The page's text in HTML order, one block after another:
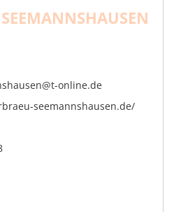
online.de
seemannshausen.de/